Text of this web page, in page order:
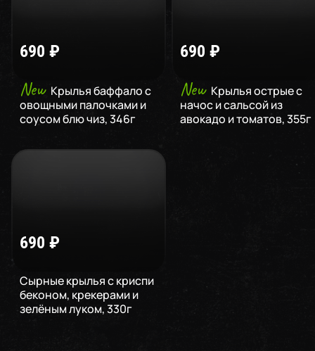
690 ₽
New Крылья баффало с
овощными палочками и
соусом блю чиз,346г
690 ₽
New Крылья острые с
начос и сальсой из
авокадо и томатов,355г
690 ₽
Сырные крылья с криспи
беконом, крекерами и
зелёным луком,330г